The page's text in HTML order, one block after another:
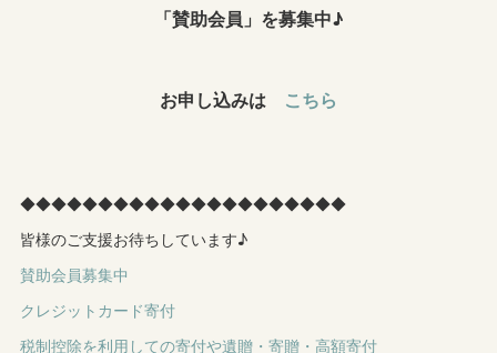
「賛助会員」を募集中♪
お申し込みは こちら
◆◆◆◆◆◆◆◆◆◆◆◆◆◆◆◆◆◆◆◆◆
皆様のご支援お待ちしています♪
賛助会員募集中
クレジットカード寄付
税制控除を利用しての寄付や遺贈・寄贈・高額寄付